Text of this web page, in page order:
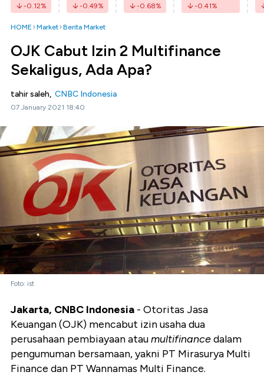
-0.12% -0.49% -0.68% -0.41%
HOME Market Berita Market
OJK Cabut Izin 2 Multifinance
Sekaligus, Ada Apa?
tahir saleh, CNBC Indonesia
07 January 2021 18:40
Foto: ist
Jakarta, CNBC Indonesia - Otoritas Jasa
Keuangan (OJK) mencabut izin usaha dua
perusahaan pembiayaan ataumultifinancedalam
pengumuman bersamaan, yakni PT Mirasurya Multi
Finance dan PT Wannamas Multi Finance.